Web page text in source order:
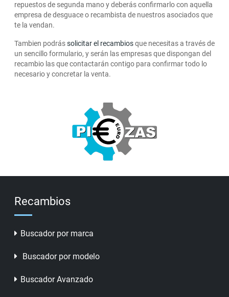
repuestos de segunda mano y deberás confirmarlo con aquella
empresa de desguace o recambista de nuestros asociados que
te la vendan.
Tambien podrássolicitar el recambiosque necesitas a través de
un sencillo formulario, y serán las empresas que dispongan del
recambio las que contactarán contigo para confirmar todo lo
necesario y concretar la venta.
Recambios
Buscador por marca
Buscador por modelo
Buscador Avanzado